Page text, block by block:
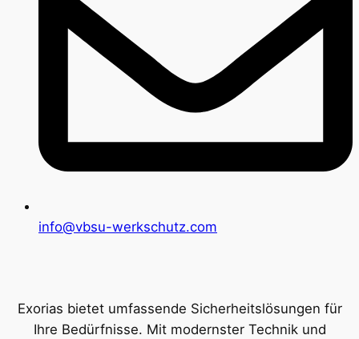
info@vbsu-werkschutz.com
Exorias bietet umfassende Sicherheitslösungen für
Ihre Bedürfnisse. Mit modernster Technik und